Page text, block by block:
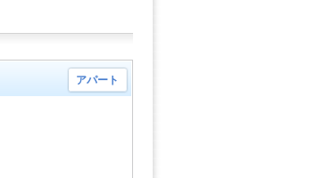
アパート